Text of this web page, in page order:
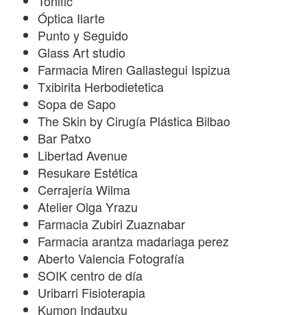
Óptica Ilarte
Punto y Seguido
Glass Art studio
Farmacia Miren Gallastegui Ispizua
Txibirita Herbodietetica
Sopa de Sapo
The Skin by Cirugía Plástica Bilbao
Bar Patxo
Libertad Avenue
Resukare Estética
Cerrajería Wilma
Atelier Olga Yrazu
Farmacia Zubiri Zuaznabar
Farmacia arantza madariaga perez
Aberto Valencia Fotografía
SOIK centro de día
Uribarri Fisioterapia
Kumon Indautxu